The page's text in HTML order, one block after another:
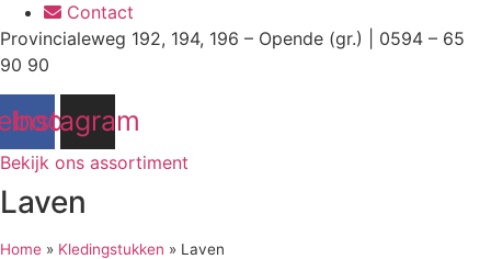
Contact
Provincialeweg 192, 194, 196 – Opende (gr.) | 0594 – 65
90 90
Instagram
Bekijk ons assortiment
Laven
Home » Kledingstukken » Laven